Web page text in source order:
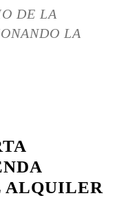
DE LA
LA
ALQUILER